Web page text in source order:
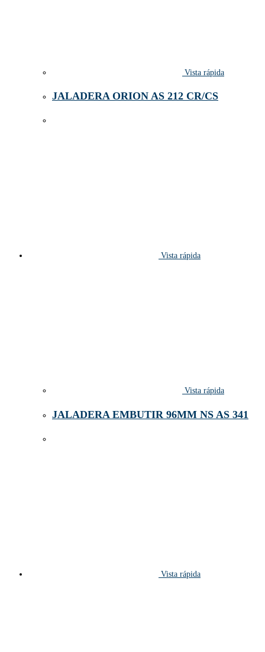
Vista rápida
JALADERA ORION AS 212 CR/CS
Vista rápida
Vista rápida
JALADERA EMBUTIR 96MM NS AS 341
Vista rápida